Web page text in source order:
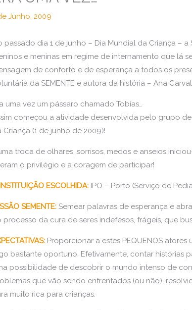
Junho, 2009
passado dia 1 de junho – Dia Mundial da Criança –
e meninas em regime de internamento que lá
de conforto e de esperança a todos os
da SEMENTE e autora da história – Ana
uma vez um pássaro chamado Tobias…
começou a atividade desenvolvida pelo grupo
Criança (1 de junho de 2009)!
troca de olhares, sorrisos, medos e anseios
o privilégio e a coragem de participar!
ESCOLHIDA: IPO – Porto (Serviço de
SEMENTE: Semear palavras de esperança e
processo da cura de seres indefesos, frágeis, que
Proporcionar a estes PEQUENOS
bastante oportuno. Efetivamente, contar histórias
possibilidade de descobrir o mundo intenso de
que vão sendo enfrentados (ou não),
muito rica para crianças.